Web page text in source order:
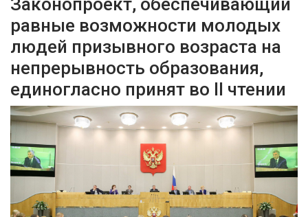
Законопроект, обеспечивающий
равные возможности молодых
людей призывного возраста на
непрерывность образования,
единогласно принят во II чтении